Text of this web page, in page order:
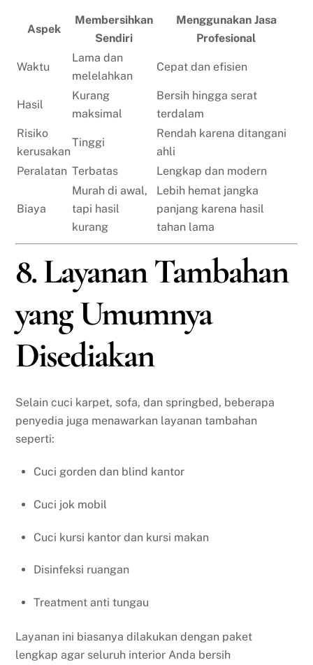
Aspek
Membersihkan
Sendiri
Menggunakan Jasa
Profesional
Waktu
Lama dan
melelahkan
Cepat dan efisien
Hasil
Kurang
maksimal
Bersih hingga serat
terdalam
Risiko
kerusakan
Tinggi
Rendah karena ditangani
ahli
Peralatan Terbatas Lengkap dan modern
Biaya
Murah di awal,
tapi hasil
kurang
Lebih hemat jangka
panjang karena hasil
tahan lama
8. Layanan Tambahan
yang Umumnya
Disediakan
Selain cuci karpet, sofa, dan springbed, beberapa
penyedia juga menawarkan layanan tambahan
seperti:
Cuci gorden dan blind kantor
Cuci jok mobil
Cuci kursi kantor dan kursi makan
Disinfeksi ruangan
Treatment anti tungau
Layanan ini biasanya dilakukan dengan paket
lengkap agar seluruh interior Anda bersih